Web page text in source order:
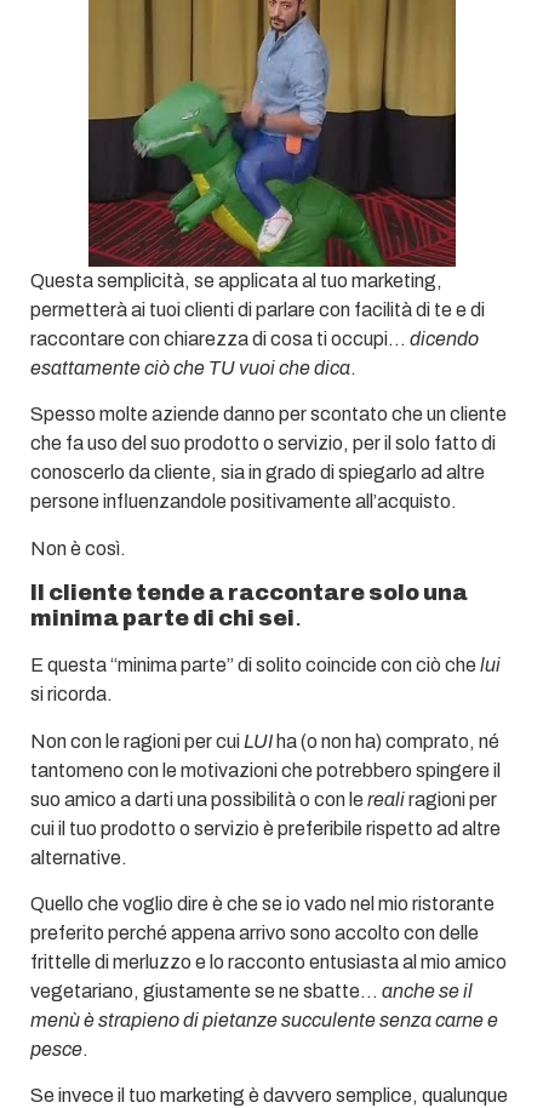
Questa semplicità, se applicata al tuo marketing,
permetterà ai tuoi clienti di parlare con facilità di te e di
raccontare con chiarezza di cosa ti occupi… dicendo
esattamente ciò che TU vuoi che dica.
Spesso molte aziende danno per scontato che un cliente
che fa uso del suo prodotto o servizio, per il solo fatto di
conoscerlo da cliente, sia in grado di spiegarlo ad altre
persone influenzandole positivamente all’acquisto.
Non è così.
Il cliente tende a raccontare solo una
minima parte di chi sei.
E questa “minima parte” di solito coincide con ciò chelui
si ricorda.
Non con le ragioni per cui LUI ha (o non ha) comprato, né
tantomeno con le motivazioni che potrebbero spingere il
suo amico a darti una possibilità o con lerealiragioni per
cui il tuo prodotto o servizio è preferibile rispetto ad altre
alternative.
Quello che voglio dire è che se io vado nel mio ristorante
preferito perché appena arrivo sono accolto con delle
frittelle di merluzzo e lo racconto entusiasta al mio amico
vegetariano, giustamente se ne sbatte… anche se il
menù è strapieno di pietanze succulente senza carne e
pesce.
Se invece il tuo marketing è davvero semplice, qualunque